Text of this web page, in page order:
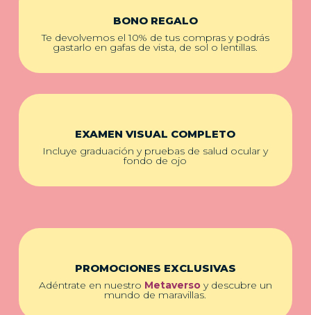
BONO REGALO
Te devolvemos el 10% de tus compras y podrás
gastarlo en gafas de vista, de sol o lentillas.
EXAMEN VISUAL COMPLETO
Incluye graduación y pruebas de salud ocular y
fondo de ojo
PROMOCIONES EXCLUSIVAS
Adéntrate en nuestro Metaversoy descubre un
mundo de maravillas.